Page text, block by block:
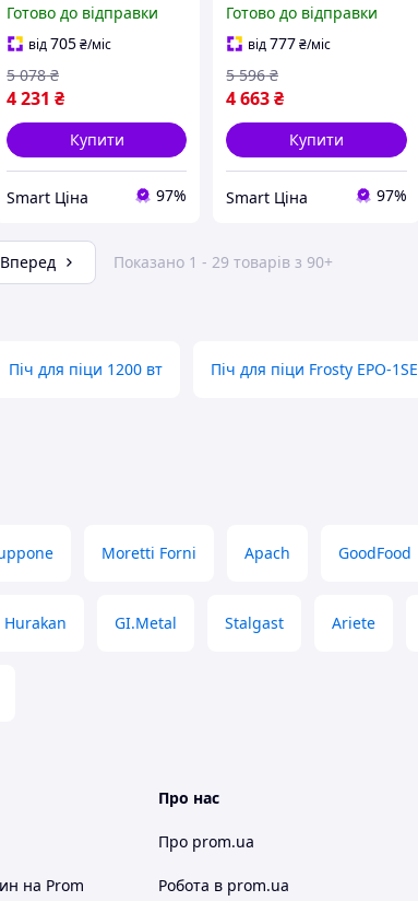
Готово до відправки
від705₴/міс
4 231 ₴
5 078 ₴
Купити
Smart Ціна 97%
Готово до відправки
від777₴/міс
4 663₴
5 596 ₴
Купити
Smart Ціна 97%
Вперед Показано 1 - 29 товарів з 90+
Піч для піци 1200 вт Піч для піци Frosty EPO-1SE
Moretti Forni Apach GoodFood
Hurakan GI.Metal Stalgast Ariete
на Prom
Про нас
Про prom.ua
Робота в prom.ua